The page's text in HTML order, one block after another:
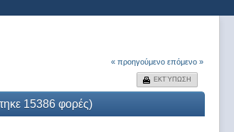
« προηγούμενο επόμενο »
ΕΚΤΎΠΩΣΗ
15386 φορές)